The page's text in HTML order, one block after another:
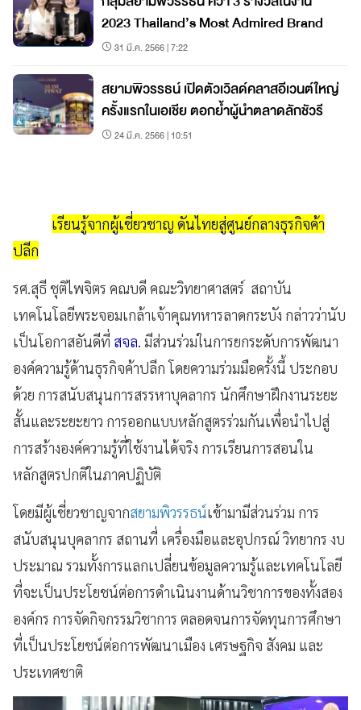
2023 Thailand’s Most Admired Brand
31 มี.ค. 2566 | 7:22
สยามพิวรรธน์ เปิดตัวเวิลด์คลาสอีเวนต์ใหญ่
ครั้งแรกในเอเชีย ตอกย้ำผู้นำตลาดลักชัวรี
24 มี.ค. 2566 | 10:51
เรียนรู้จากผู้เชี่ยวชาญ ดันไทยสู่ศูนย์กลางธุรกิจค้า
ปลีก
รศ.สุธี ชุติไพจิตร คณบดี คณะวิทยาศาสตร์ สถาบัน
เทคโนโลยีพระจอมเกล้าเจ้าคุณทหารลาดกระบัง กล่าวว่านับ
เป็นโอกาสอันดีที่ สจล. มีส่วนร่วมในการยกระดับการพัฒนา
องค์ความรู้ด้านธุรกิจค้าปลีก โดยความร่วมมือครั้งนี้ ประกอบ
ด้วย การสนับสนุนการสรรหาบุคลากร นักศึกษาฝึกงานระยะ
สั้นและระยะยาว การออกแบบหลักสูตรร่วมกันเพื่อนำไปสู่
การสร้างองค์ความรู้ที่ใช้งานได้จริง การเรียนการสอนใน
หลักสูตรปกติในภาคปฏิบัติ
โดยมีผู้เชี่ยวชาญจากสยามพิวรรธน์เข้ามามีส่วนร่วม การ
สนับสนุนบุคลากร สถานที่ เครื่องมือและอุปกรณ์ วิทยากร งบ
ประมาณ รวมทั้งการแลกเปลี่ยนข้อมูลความรู้และเทคโนโลยี
ที่จะเป็นประโยชน์ต่อการดำเนินงานด้านวิชาการของทั้งสอง
องค์กร การจัดกิจกรรมวิชาการ ตลอดจนการจัดทุนการศึกษา
ที่เป็นประโยชน์ต่อการพัฒนาเมือง เศรษฐกิจ สังคม และ
ประเทศชาติ